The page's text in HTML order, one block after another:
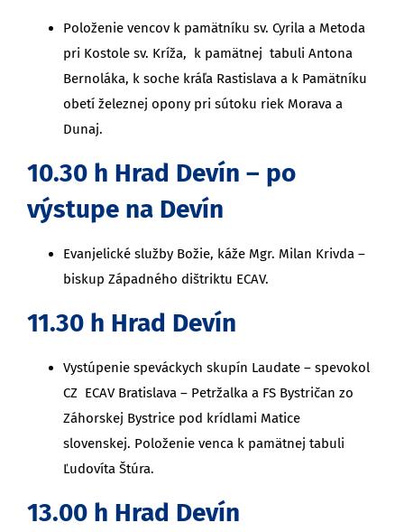
Položenie vencov k pamätníku sv. Cyrila a Metoda
pri Kostole sv. Kríža, k pamätnej tabuli Antona
Bernoláka, k soche kráľa Rastislava a k Pamätníku
obetí železnej opony pri sútoku riek Morava a
Dunaj.
10.30 h Hrad Devín – po
výstupe na Devín
Evanjelické služby Božie, káže Mgr. Milan Krivda –
biskup Západného dištriktu ECAV.
11.30 h Hrad Devín
Vystúpenie speváckych skupín Laudate – spevokol
CZ ECAV Bratislava – Petržalka a FS Bystričan zo
Záhorskej Bystrice pod krídlami Matice
slovenskej. Položenie venca k pamätnej tabuli
Ľudovíta Štúra.
13.00 h Hrad Devín